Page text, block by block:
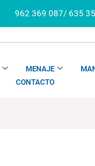
962 369 087/ 635
MENAJE
CONTACTO